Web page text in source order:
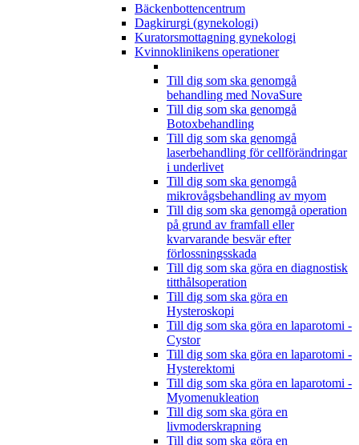
Bäckenbottencentrum
Dagkirurgi (gynekologi)
Kuratorsmottagning gynekologi
Kvinnoklinikens operationer
Till dig som ska genomgå
behandling med NovaSure
Till dig som ska genomgå
Botoxbehandling
Till dig som ska genomgå
laserbehandling för cellförändringar
i underlivet
Till dig som ska genomgå
mikrovågsbehandling av myom
Till dig som ska genomgå operation
på grund av framfall eller
kvarvarande besvär efter
förlossningsskada
Till dig som ska göra en diagnostisk
titthålsoperation
Till dig som ska göra en
Hysteroskopi
Till dig som ska göra en laparotomi -
Cystor
Till dig som ska göra en laparotomi -
Hysterektomi
Till dig som ska göra en laparotomi -
Myomenukleation
Till dig som ska göra en
livmoderskrapning
Till dig som ska göra en